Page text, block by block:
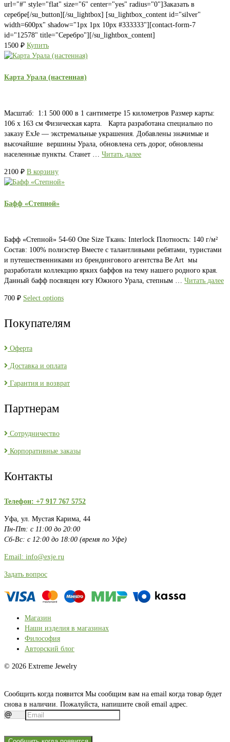
url="#" style="flat" size="6" center="yes" radius="0"]Заказать в
серебре[/su_button][/su_lightbox] [su_lightbox_content id="silver"
width=600px" shadow="1px 1px 10px #333333"][contact-form-7
id="12578" title="Серебро"][/su_lightbox_content]
1500 ₽ Купить
Карта Урала (настенная)
Масштаб: 1:1 500 000 в 1 сантиметре 15 километров Размер карты:
106 х 163 см Физическая карта. Карта разработана специально по
заказу ExJe — экстремальные украшения. Добавлены значимые и
высочайшие вершины Урала, обновлена сеть дорог, обновлены
населенные пункты. Станет … Читать далее
2100 ₽ В корзину
Бафф «Степной»
Бафф «Степной» 54-60 One Size Ткань: Interlock Плотность: 140 г/м²
Состав: 100% полиэстер Вместе с талантливыми ребятами, туристами
и путешественниками из брендингового агентства Be Art мы
разработали коллекцию ярких баффов на тему нашего родного края.
Данный бафф посвящен югу Южного Урала, степным … Читать далее
700 ₽ Select options
Покупателям
Оферта
Доставка и оплата
Гарантия и возврат
Партнерам
Сотрудничество
Корпоративные заказы
Контакты
Телефон: +7 917 767 5752
Уфа, ул. Мустая Карима, 44
Пн-Пт: с 11:00 до 20:00
Сб-Вс: с 12:00 до 18:00 (время по Уфе)
Email: info@exje.ru
Задать вопрос
Магазин
Наши изделия в магазинах
Философия
Авторский блог
© 2026 Extreme Jewelry
Сообщить когда появится Мы сообщим вам на email когда товар будет
снова в наличии. Пожалуйста, напишите свой email адрес.